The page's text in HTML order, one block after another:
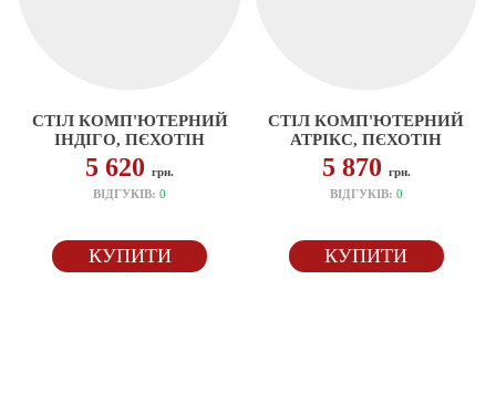
СТІЛ КОМП'ЮТЕРНИЙ
ІНДІГО, ПЄХОТІН
5 620грн.
ВІДГУКІВ:0
КУПИТИ
СТІЛ КОМП'ЮТЕРНИЙ
АТРІКС, ПЄХОТІН
5 870 грн.
ВІДГУКІВ: 0
КУПИТИ